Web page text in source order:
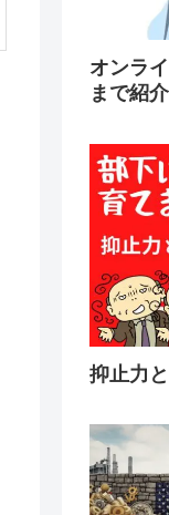
オンラ
まで紹介
抑止力